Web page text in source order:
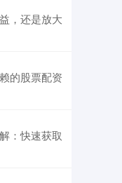
，还是放大
的股票配资
：快速获取